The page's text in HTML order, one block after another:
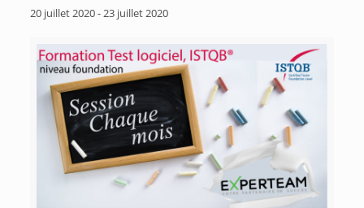
20 juillet 2020-23 juillet 2020